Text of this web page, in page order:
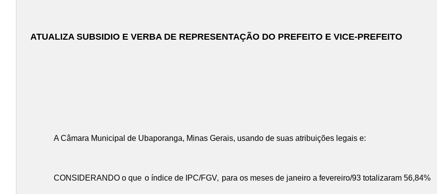
ATUALIZA SUBSIDIO E VERBA DE REPRESENTAÇÃO DO PREFEITO E VICE-PREFEITO
A Câmara Municipal de Ubaporanga, Minas Gerais, usando de suas atribuições legais e:
CONSIDERANDO o que o índice de IPC/FGV, para os meses de janeiro a fevereiro/93 totalizaram 56,84%